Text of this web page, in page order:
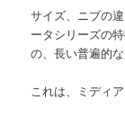
サイズ、ニブの
ータシリーズの
の、長い普遍的
これは、ミディア